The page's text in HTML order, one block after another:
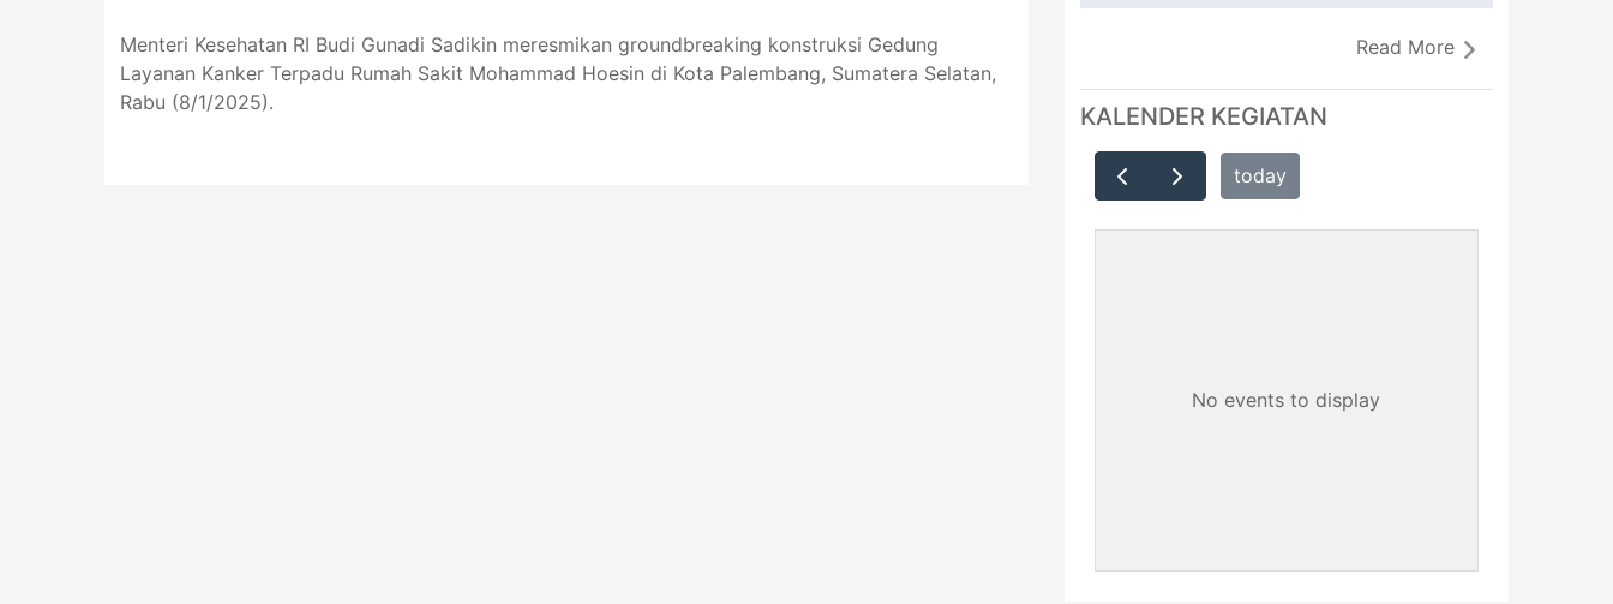
Menteri Kesehatan RI Budi Gunadi Sadikin meresmikan groundbreaking konstruksi Gedung
Layanan Kanker Terpadu Rumah Sakit Mohammad Hoesin di Kota Palembang, Sumatera Selatan,
Rabu (8/1/2025).
Read More
KALENDER KEGIATAN
today
No events to display